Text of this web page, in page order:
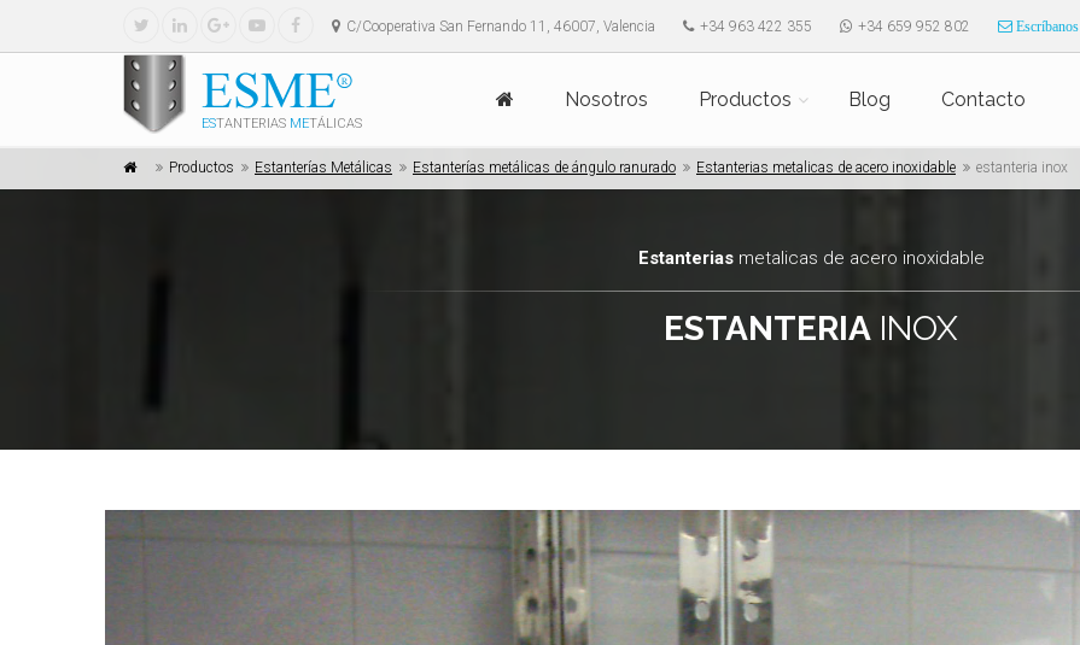
C/Cooperativa San Fernando 11, 46007, Valencia +34 963 422 355 +34 659 952 802 Escríbanos
ESTANTERIAS METÁLICAS
Nosotros Productos Blog Contacto
Productos Estanterías Metálicas Estanterías metálicas de ángulo ranurado Estanterias metalicas de acero inoxidable estanteria inox
Estanteriasmetalicas de acero inoxidable
ESTANTERIA INOX